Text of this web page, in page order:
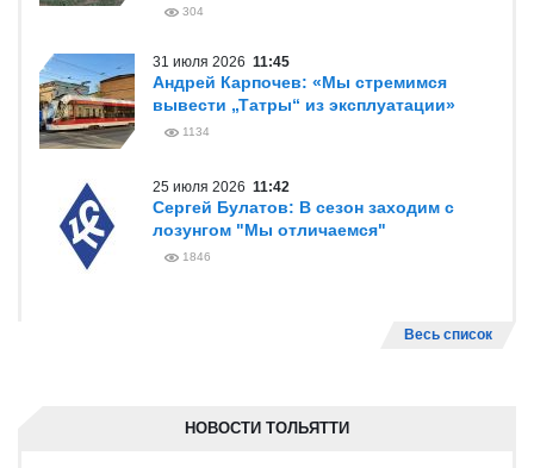
304
31 июля 2026 11:45
Андрей Карпочев: «Мы стремимся
вывести „Татры“ из эксплуатации»
1134
25 июля 2026 11:42
Сергей Булатов: В сезон заходим с
лозунгом "Мы отличаемся"
1846
Весь список
НОВОСТИ ТОЛЬЯТТИ